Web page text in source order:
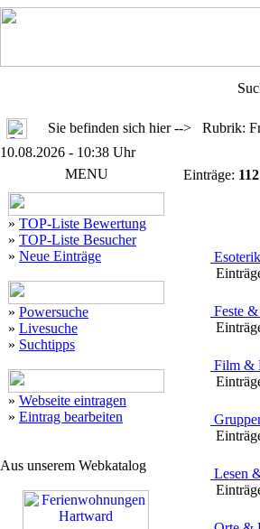
Sie befinden sich hier --> Rubrik:
10.08.2026 - 10:38 Uhr
MENU
» TOP-Liste Bewertung
» TOP-Liste Besucher
» Neue Einträge
» Powersuche
» Livesuche
» Suchtipps
» Webseite eintragen
» Eintrag bearbeiten
Aus unserem Webkatalog
Einträge: 112
Feste
Film &
Lesen